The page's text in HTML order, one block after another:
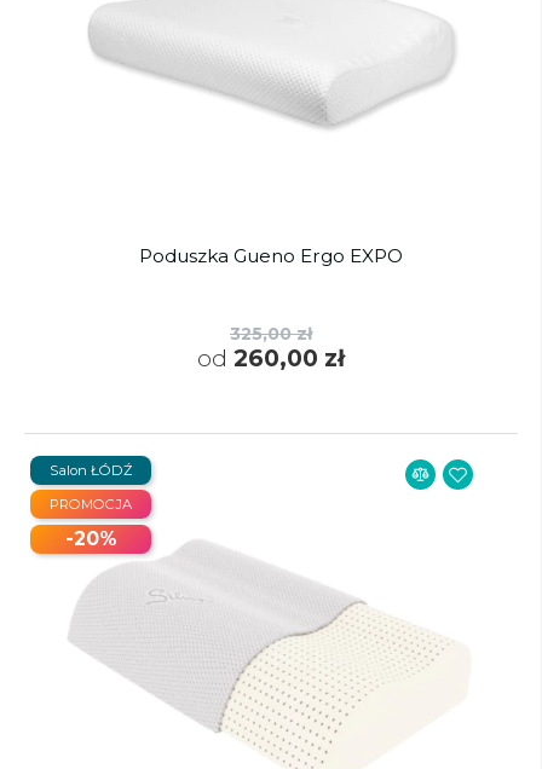
Poduszka Gueno Ergo EXPO
325,00 zł
od 260,00 zł
PROMOCJA
-20%
Salon ŁÓDŹ